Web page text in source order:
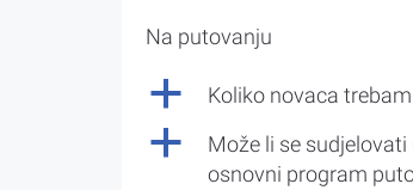
Na putovanju
a Koliko novaca
a
Može li se
osnovni program